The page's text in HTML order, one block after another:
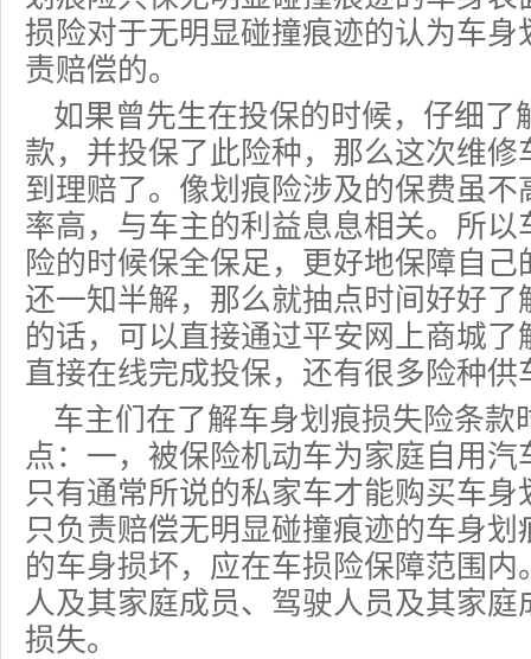
损险对于无明显碰撞痕迹的认为车
责赔偿的。
如果曾先生在投保的时候，仔细了
款，并投保了此险种，那么这次维
到理赔了。像划痕险涉及的保费虽
率高，与车主的利益息息相关。所
险的时候保全保足，更好地保障自
还一知半解，那么就抽点时间好好
的话，可以直接通过平安网上商城
直接在线完成投保，还有很多险种供
车主们在了解车身划痕损失险条款
点：一，被保险机动车为家庭自用汽
只有通常所说的私家车才能购买车
只负责赔偿无明显碰撞痕迹的车身
的车身损坏，应在车损险保障范围
人及其家庭成员、驾驶人员及其家
损失。